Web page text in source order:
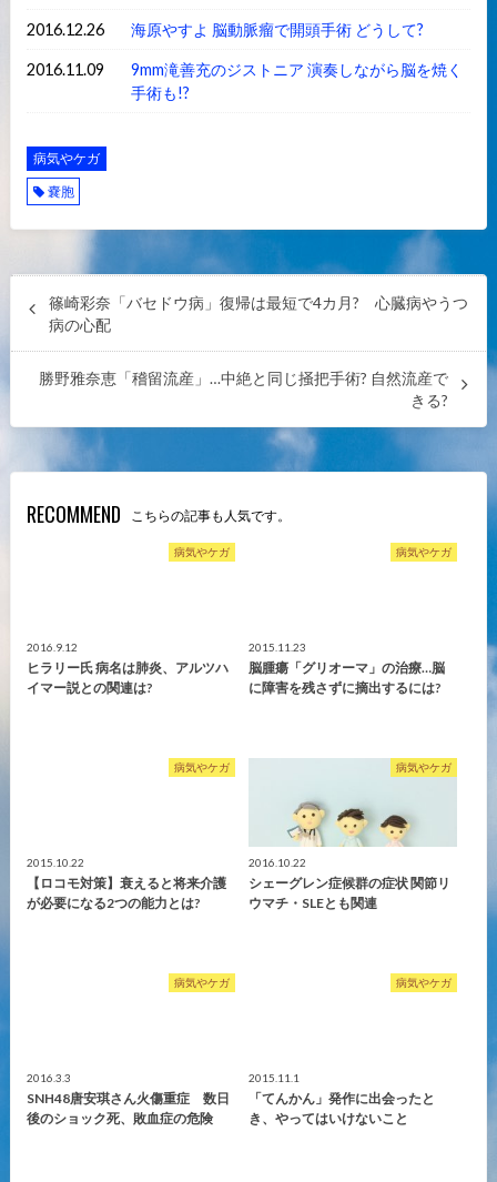
2016.12.26 海原やすよ 脳動脈瘤で開頭手術 どうして?
2016.11.09
9mm滝善充のジストニア 演奏しながら脳を焼く
手術も!?
病気やケガ
嚢胞
篠崎彩奈「バセドウ病」復帰は最短で4カ月? 心臓病やうつ
病の心配
勝野雅奈恵「稽留流産」…中絶と同じ掻把手術? 自然流産で
きる?
RECOMMEND こちらの記事も人気です。
病気やケガ
2016.9.12
ヒラリー氏 病名は肺炎、アルツハ
イマー説との関連は?
病気やケガ
2015.11.23
脳腫瘍「グリオーマ」の治療…脳
に障害を残さずに摘出するには?
病気やケガ
2015.10.22
【ロコモ対策】衰えると将来介護
が必要になる2つの能力とは?
病気やケガ
2016.10.22
シェーグレン症候群の症状 関節リ
ウマチ・SLEとも関連
病気やケガ
2016.3.3
SNH48唐安琪さん火傷重症 数日
後のショック死、敗血症の危険
病気やケガ
2015.11.1
「てんかん」発作に出会ったと
き、やってはいけないこと